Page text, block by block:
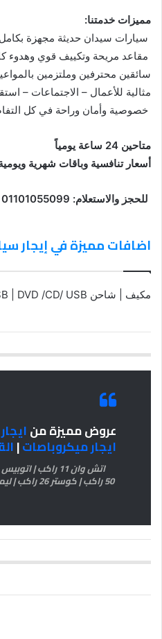
مميزات خدمتنا:
سيارات سيدان حديثة مجهزة بكامل
مقاعد مريحة وتكييف قوي وهدوء
سائقين محترفين وملتزمين
مثالية للأعمال – الاجتماعات –
خصوصية وأمان وراحة في كل
متاحين 24 ساعة يومياً
أسعار تنافسية وباقات شهرية
للحجز والاستعلام: 01101055099
اضافات مميزة في إيجار
مكيف | شاحن USB | DVD /CD/ USB | شاشة عرض | GPS
عروض مميزة من
ايجار ميكروباصات|